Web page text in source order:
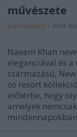
művészete
gaborszakacs • 2024.
Naeem Khan
eleganciával és
származású,
ös resort
előtérbe, hogy
amelyek